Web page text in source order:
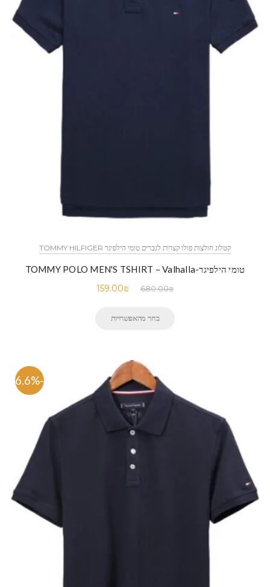
קטלוג חולצות פולו קצרות לגברים טומי הילפיגר TOMMY HILFIGER
טומי הילפיגר-TOMMY POLO MEN'S TSHIRT – Valhalla
680.00₪
159.00₪
בחר מהאפשרויות
-76.6%